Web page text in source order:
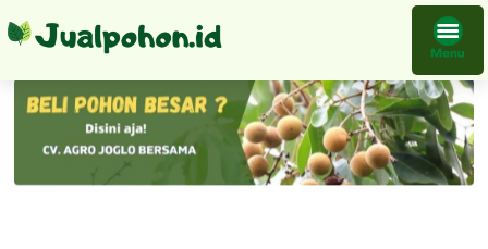
Bibit Klengkeng Diamond River Termurah